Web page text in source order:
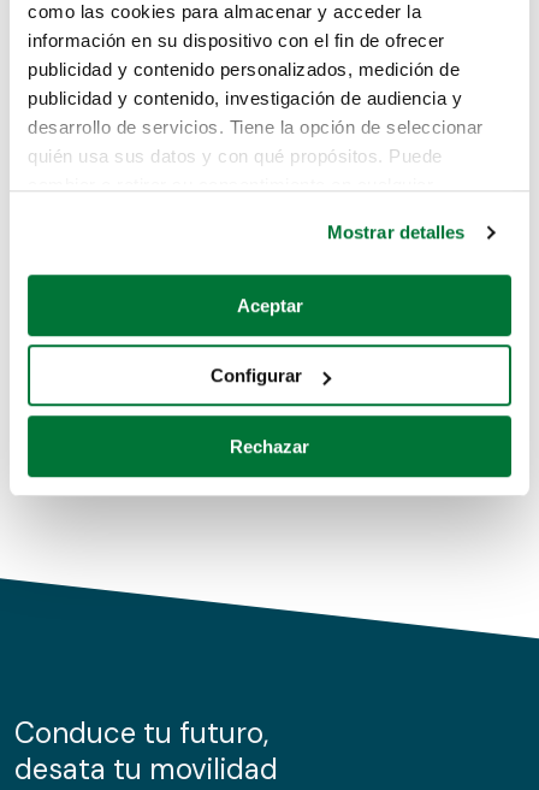
como las cookies para almacenar y acceder la
información en su dispositivo con el fin de ofrecer
publicidad y contenido personalizados, medición de
publicidad y contenido, investigación de audiencia y
desarrollo de servicios. Tiene la opción de seleccionar
quién usa sus datos y con qué propósitos. Puede
Si lo permite, también quisiéramos:
Recopilar información sobre su ubicación geográfica
Identificar su dispositivo analizándolo activamente
para buscar características específicas (huellas
Obtenga más información sobre cómo se procesan sus
de cookies.
información sobre el uso que haga del sitio web con
nuestros partners de redes sociales, publicidad y análisis
Mostrar detalles
Aceptar
Configurar
Rechazar
Lo sentimos, no sabemos como
te hemos traido hasta aquí.
Pero puedes encontrar el coche que estás
buscando en alguno de estos enlaces:
Coches de segunda mano
Coches de km0
Conduce tu futuro,
desata tu movilidad